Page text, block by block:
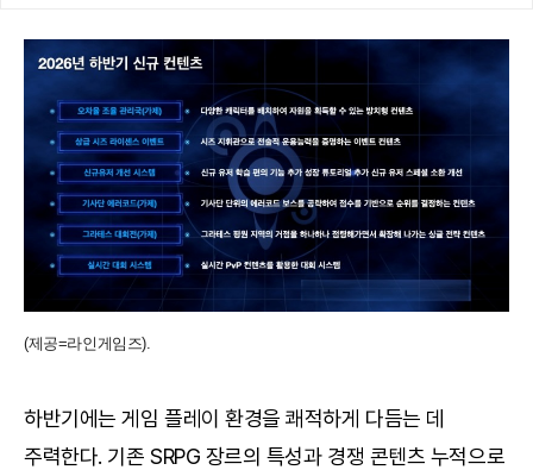
(제공=라인게임즈).
하반기에는 게임 플레이 환경을 쾌적하게 다듬는 데
주력한다. 기존 SRPG 장르의 특성과 경쟁 콘텐츠 누적으로